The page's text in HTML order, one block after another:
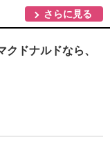
さらに見る
ドナルドなら、